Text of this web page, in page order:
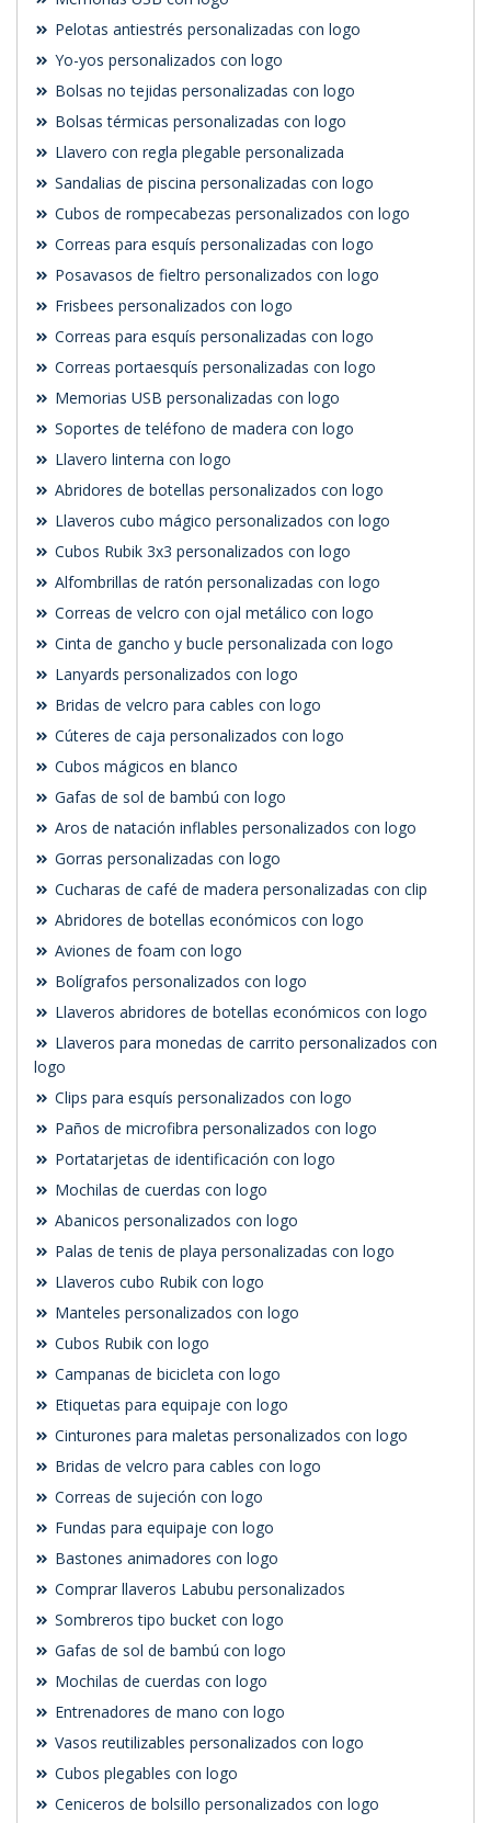
Pelotas antiestrés personalizadas con logo
Yo-yos personalizados con logo
Bolsas no tejidas personalizadas con logo
Bolsas térmicas personalizadas con logo
Llavero con regla plegable personalizada
Sandalias de piscina personalizadas con logo
Cubos de rompecabezas personalizados con logo
Correas para esquís personalizadas con logo
Posavasos de fieltro personalizados con logo
Frisbees personalizados con logo
Correas para esquís personalizadas con logo
Correas portaesquís personalizadas con logo
Memorias USB personalizadas con logo
Soportes de teléfono de madera con logo
Llavero linterna con logo
Abridores de botellas personalizados con logo
Llaveros cubo mágico personalizados con logo
Cubos Rubik 3x3 personalizados con logo
Alfombrillas de ratón personalizadas con logo
Correas de velcro con ojal metálico con logo
Cinta de gancho y bucle personalizada con logo
Lanyards personalizados con logo
Bridas de velcro para cables con logo
Cúteres de caja personalizados con logo
Cubos mágicos en blanco
Gafas de sol de bambú con logo
Aros de natación inflables personalizados con logo
Gorras personalizadas con logo
Cucharas de café de madera personalizadas con clip
Abridores de botellas económicos con logo
Aviones de foam con logo
Bolígrafos personalizados con logo
Llaveros abridores de botellas económicos con logo
Llaveros para monedas de carrito personalizados con
logo
Clips para esquís personalizados con logo
Paños de microfibra personalizados con logo
Portatarjetas de identificación con logo
Mochilas de cuerdas con logo
Abanicos personalizados con logo
Palas de tenis de playa personalizadas con logo
Llaveros cubo Rubik con logo
Manteles personalizados con logo
Cubos Rubik con logo
Campanas de bicicleta con logo
Etiquetas para equipaje con logo
Cinturones para maletas personalizados con logo
Bridas de velcro para cables con logo
Correas de sujeción con logo
Fundas para equipaje con logo
Bastones animadores con logo
Comprar llaveros Labubu personalizados
Sombreros tipo bucket con logo
Gafas de sol de bambú con logo
Mochilas de cuerdas con logo
Entrenadores de mano con logo
Vasos reutilizables personalizados con logo
Cubos plegables con logo
Ceniceros de bolsillo personalizados con logo